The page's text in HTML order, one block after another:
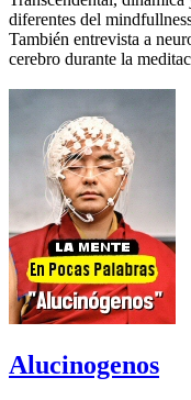
diferentes del
También entrevista a
cerebro durante la
Alucinogenos